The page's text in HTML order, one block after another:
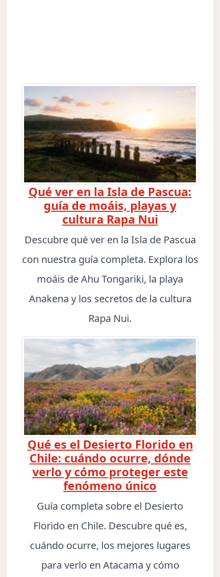
Qué ver en la Isla de Pascua:
guía de moáis, playas y
cultura Rapa Nui
Descubre qué ver en la Isla de Pascua
con nuestra guía completa. Explora los
moáis de Ahu Tongariki, la playa
Anakena y los secretos de la cultura
Rapa Nui.
Qué es el Desierto Florido en
Chile: cuándo ocurre, dónde
verlo y cómo proteger este
fenómeno único
Guía completa sobre el Desierto
Florido en Chile. Descubre qué es,
cuándo ocurre, los mejores lugares
para verlo en Atacama y cómo